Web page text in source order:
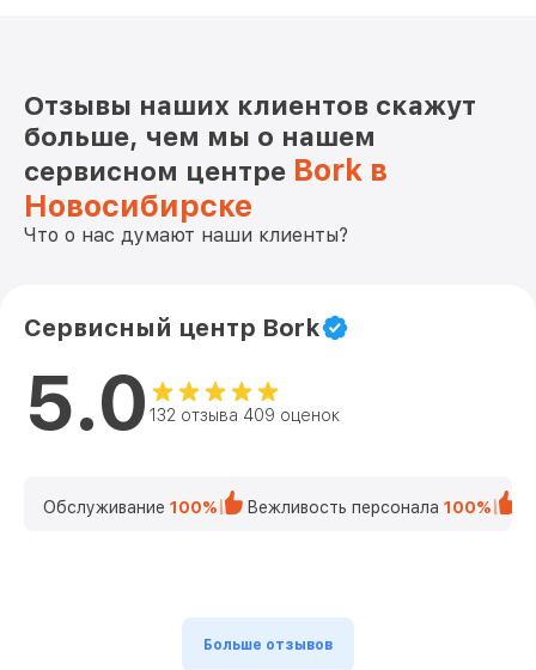
Отзывы наших клиентов скажут
больше, чем мы о нашем
сервисном центре Bork в
Новосибирске
Что о нас думают наши клиенты?
Сервисный центр Bork
5.0 132 отзыва 409 оценок
Обслуживание 100% Вежливость персонала 100%
Больше отзывов